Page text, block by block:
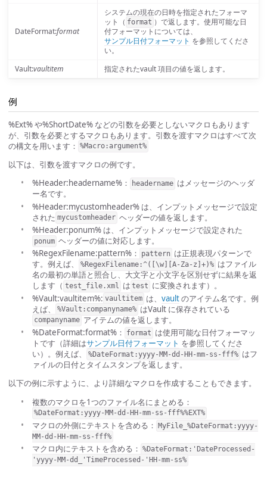
DateFormat:format
システムの現在の日時を指定されたフォーマ
ット（ format ）で返します。使用可能な日
付フォーマットについては、
サンプル日付フォーマット を参照してくださ
い。
Vault:vaultitem 指定されたvault 項目の値を返します。
例
%Ext% や%ShortDate% などの引数を必要としないマクロもあります
が、引数を必要とするマクロもあります。引数を渡すマクロはすべて次
の構文を用います： %Macro:argument%
以下は、引数を渡すマクロの例です。
%Header:headername%：
headername はメッセージのヘッダ
ー名です。
%Header:mycustomheader% は、インプットメッセージで設定
された mycustomheader ヘッダーの値を返します。
%Header:ponum% は、インプットメッセージで設定された
ponum ヘッダーの値に対応します。
%RegexFilename:pattern%：
pattern は正規表現パターンで
す。例えば、
%RegexFilename:^([\w][A-Za-z]+)% はファイル
名の最初の単語と照合し、大文字と小文字を区別せずに結果を返
します（ test_file.xml は test に変換されます）。
%Vault:vaultitem%: vaultitem は、 vaultのアイテム名です。例
えば、
%Vault:companyname% はVault に保存されている
companyname アイテムの値を返します。
%DateFormat:format%：
format は使用可能な日付フォーマッ
トです（詳細はサンプル日付フォーマット を参照してくださ
い）。例えば、
%DateFormat:yyyy-MM-dd-HH-mm-ss-fff% はフ
ァイルの日付とタイムスタンプを返します。
以下の例に示すように、より詳細なマクロを作成することもできます。
複数のマクロを1つのファイル名にまとめる：
%DateFormat:yyyy-MM-dd-HH-mm-ss-fff%%EXT%
マクロの外側にテキストを含める： MyFile_%DateFormat:yyyy-
MM-dd-HH-mm-ss-fff%
マクロ内にテキストを含める： %DateFormat:'DateProcessed-
'yyyy-MM-dd_'TimeProcessed-'HH-mm-ss%